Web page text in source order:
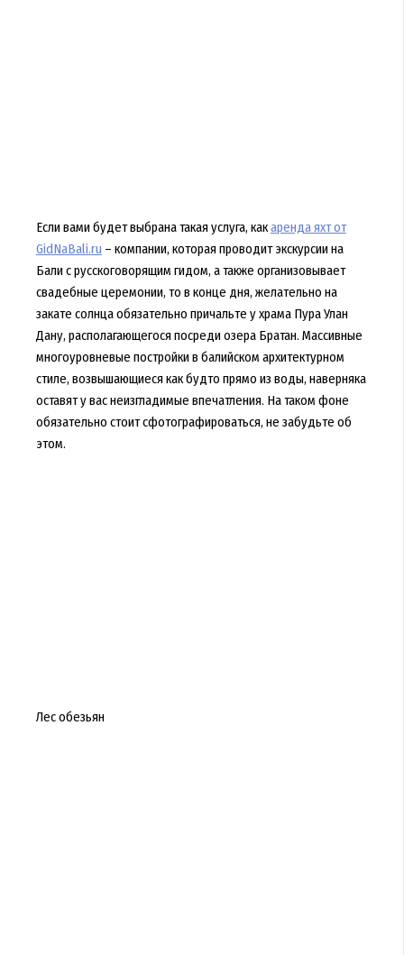
Если вами будет выбрана такая услуга, какаренда яхт от
GidNaBali.ru – компании, которая проводит экскурсии на
Бали с русскоговорящим гидом, а также организовывает
свадебные церемонии, то в конце дня, желательно на
закате солнца обязательно причальте у храма Пура Улан
Дану, располагающегося посреди озера Братан. Массивные
многоуровневые постройки в балийском архитектурном
стиле, возвышающиеся как будто прямо из воды, наверняка
оставят у вас неизгладимые впечатления. На таком фоне
обязательно стоит сфотографироваться, не забудьте об
этом.
Лес обезьян